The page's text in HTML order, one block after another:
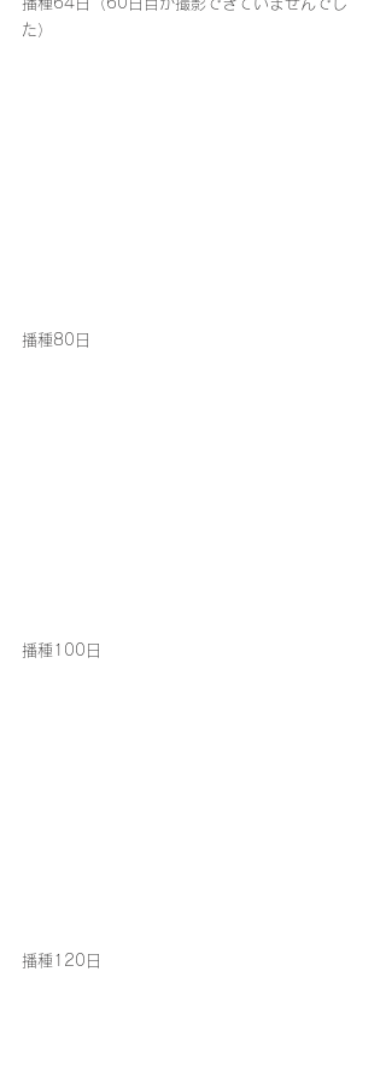
た）
播種80日
播種100日
播種120日